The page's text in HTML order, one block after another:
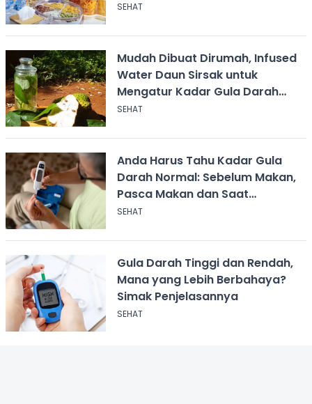
SEHAT
Mudah Dibuat Dirumah, Infused
Water Daun Sirsak untuk
Mengatur Kadar Gula Darah
Tinggi
SEHAT
Anda Harus Tahu Kadar Gula
Darah Normal: Sebelum Makan,
Pasca Makan dan Saat
Beraktivitas
SEHAT
Gula Darah Tinggi dan Rendah,
Mana yang Lebih Berbahaya?
Simak Penjelasannya
SEHAT